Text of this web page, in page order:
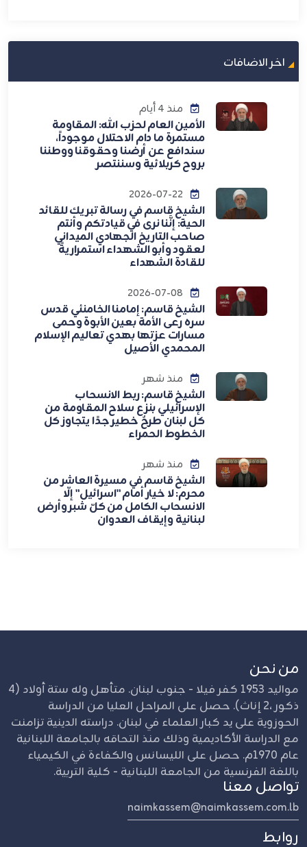
اخر الاضافات
منذ 4 أيام
الأمين العام لحزب الله: المقاومة
مستمرة ما دام الاحتلال موجوداً،
سندافع عن أرضنا وحقوقنا ووطننا
بروح كربلائية وسننتصر
الشيخ قاسم في رسالة تبريك للقائد
الحية: إنَّنا نرى في قيادتكم وأنتم
صاحب التاريخ الجهادي الميداني
لعقود وأبو الشهداء استمراريةً
للقادة الشهداء
الشيخ قاسم: إمامنا الخامنئي قدس
سره رعى الأمة بعين الأبوة وحمى
مسارات عزتها بهدي تعاليم الإسلام
المحمدي الأصيل
منذ شهر
الشيخ قاسم: ربط الانسحاب
الإسرائيلي بنزع سلاح المقاومة من
كل لبنان طرحٌ خطير جدًا يتجاوز كل
الخطوط الحمراء
منذ شهر
الشيخ قاسم في مسيرة العاشر من
محرم: لا خيار أمام "اسرائيل" إلّا
الانسحاب الكامل من كلّ شبر وأرض
لبنانية وإيقاف العدوان
من نحن
مواليد 1953 كفر فيلا - جنوب لبنان. متأهل وله ستة أولاد (4
ذكور ،2 إناث). حصل على المراحل العليا من الدراسة
الحوزوية على يد كبار العلماء في لبنان. دراسته الدينية تزامنت
مع الدراسة الأكاديمية وذلك منذ التحاقه بالجامعة اللبنانية
عام 1970م. حصل على الليسانس والكفاءة في الكيمياء
باللغة الفرنسية من الجامعة اللبنانية - كلية التربية.
تواصل معنا
naimkassem@naimkassem.com.lb
روابط